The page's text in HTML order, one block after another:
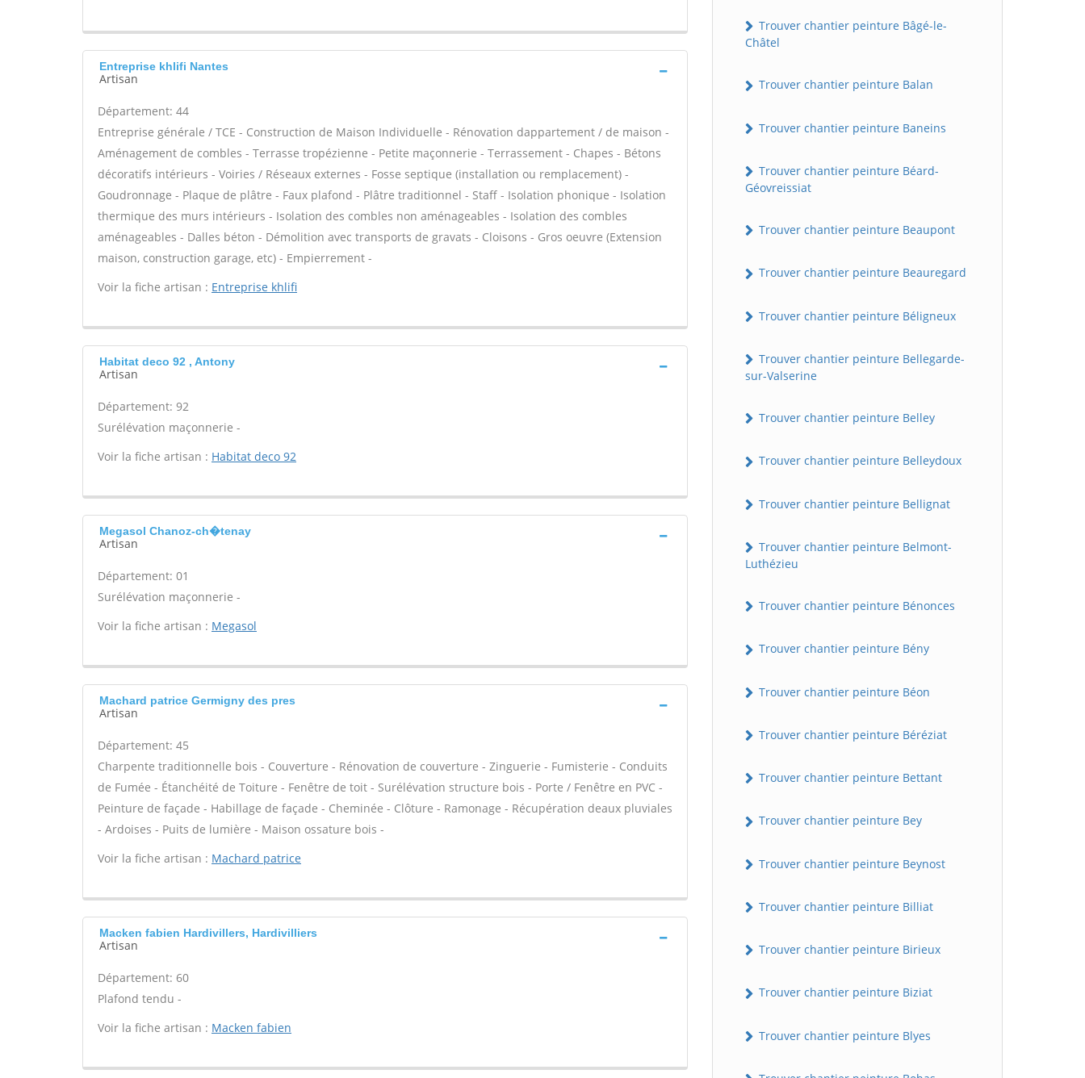
Entreprise khlifi Nantes
Artisan
Département: 44
Entreprise générale / TCE - Construction de Maison Individuelle - Rénovation dappartement / de maison -
Aménagement de combles - Terrasse tropézienne - Petite maçonnerie - Terrassement - Chapes - Bétons
décoratifs intérieurs - Voiries / Réseaux externes - Fosse septique (installation ou remplacement) -
Goudronnage - Plaque de plâtre - Faux plafond - Plâtre traditionnel - Staff - Isolation phonique - Isolation
thermique des murs intérieurs - Isolation des combles non aménageables - Isolation des combles
aménageables - Dalles béton - Démolition avec transports de gravats - Cloisons - Gros oeuvre (Extension
maison, construction garage, etc) - Empierrement -
Voir la fiche artisan : Entreprise khlifi
Habitat deco 92 , Antony
Artisan
Département: 92
Surélévation maçonnerie -
Voir la fiche artisan : Habitat deco 92
Megasol Chanoz-ch�tenay
Artisan
Département: 01
Surélévation maçonnerie -
Voir la fiche artisan : Megasol
Machard patrice Germigny des pres
Artisan
Département: 45
Charpente traditionnelle bois - Couverture - Rénovation de couverture - Zinguerie - Fumisterie - Conduits
de Fumée - Étanchéité de Toiture - Fenêtre de toit - Surélévation structure bois - Porte / Fenêtre en PVC -
Peinture de façade - Habillage de façade - Cheminée - Clôture - Ramonage - Récupération deaux pluviales
- Ardoises - Puits de lumière - Maison ossature bois -
Voir la fiche artisan : Machard patrice
Macken fabien Hardivillers, Hardivilliers
Artisan
Département: 60
Plafond tendu -
Voir la fiche artisan : Macken fabien
Trouver chantier peinture Bâgé-le-
Châtel
Trouver chantier peinture Balan
Trouver chantier peinture Baneins
Trouver chantier peinture Béard-
Géovreissiat
Trouver chantier peinture Beaupont
Trouver chantier peinture Beauregard
Trouver chantier peinture Béligneux
Trouver chantier peinture Bellegarde-
sur-Valserine
Trouver chantier peinture Belley
Trouver chantier peinture Belleydoux
Trouver chantier peinture Bellignat
Trouver chantier peinture Belmont-
Luthézieu
Trouver chantier peinture Bénonces
Trouver chantier peinture Bény
Trouver chantier peinture Béon
Trouver chantier peinture Béréziat
Trouver chantier peinture Bettant
Trouver chantier peinture Bey
Trouver chantier peinture Beynost
Trouver chantier peinture Billiat
Trouver chantier peinture Birieux
Trouver chantier peinture Biziat
Trouver chantier peinture Blyes